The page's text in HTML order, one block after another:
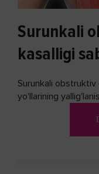
Surunkali
kasalligi
Surunkali
yo'llarining